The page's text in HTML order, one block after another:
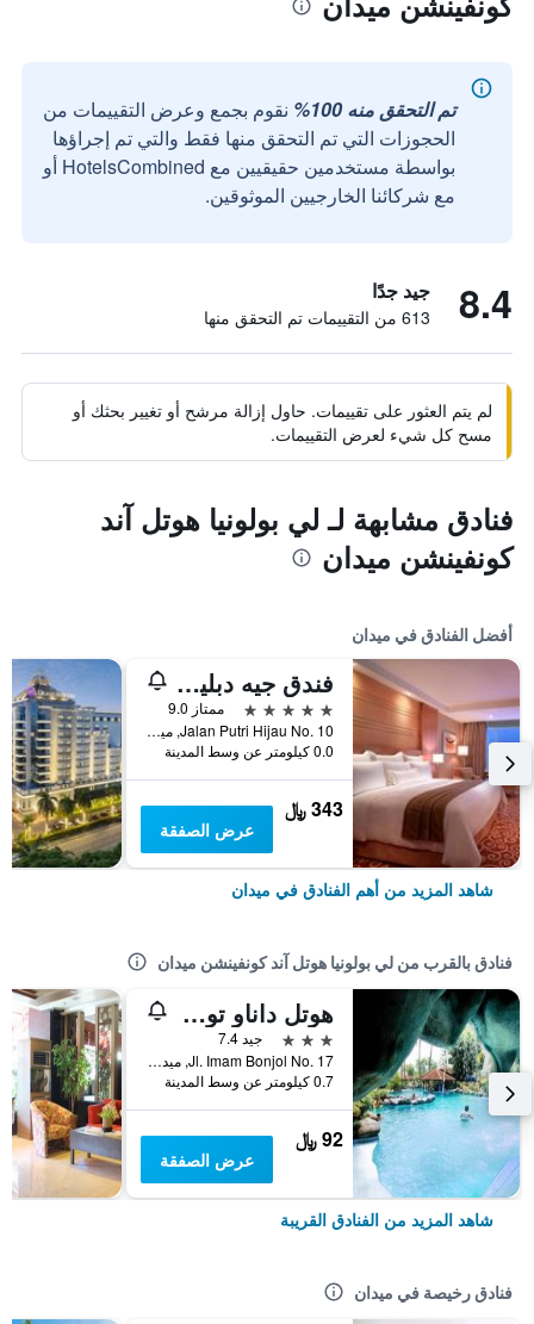
تم التحقق منه 100%
نقوم بجمع وعرض التقييمات من
الحجوزات التي تم التحقق منها فقط والتي تم إجراؤها
بواسطة مستخدمين حقيقيين مع HotelsCombined أو
مع شركائنا الخارجيين الموثوقين.
8.4 جيد جدًا
613 من التقييمات تم التحقق منها
لم يتم العثور على تقييمات. حاول إزالة مرشح أو تغيير بحثك أو
مسح كل شيء لعرض التقييمات.
فنادق مشابهة لـ لي بولونيا هوتل آند
كونفينشن ميدان
أفضل الفنادق في ميدان
فندق جيه دبليو ماريوت ميدان
5 نجوم
ممتاز 9.0
Jalan Putri Hijau No. 10, ميدان, إندونيسيا
0.0 كيلومتر عن وسط المدينة
343 ﷼
عرض الصفقة
شاهد المزيد من أهم الفنادق في ميدان
فنادق بالقرب من لي بولونيا هوتل آند كونفينشن ميدان
هوتل داناو توبا إنترناشونال
3 نجوم
جيد 7.4
Jl. Imam Bonjol No. 17, ميدان, إندونيسيا
0.7 كيلومتر عن وسط المدينة
92 ﷼
عرض الصفقة
شاهد المزيد من الفنادق القريبة
فنادق رخيصة في ميدان